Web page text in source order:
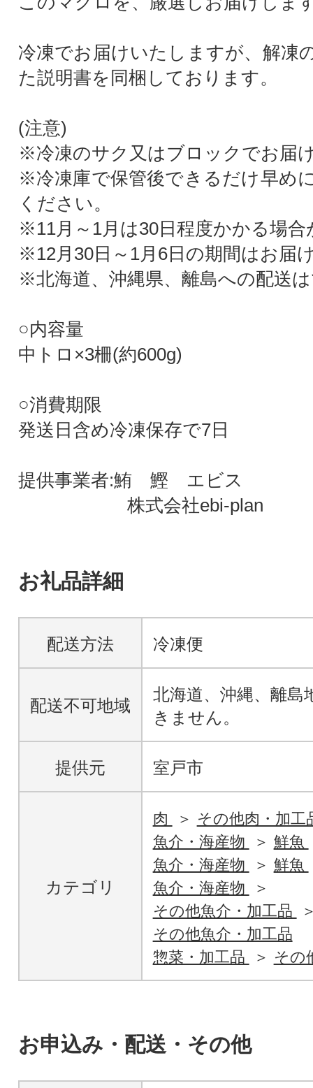
冷凍でお届けいたしますが、解凍
た説明書を同梱しております。
(注意)
※冷凍のサク又はブロックでお届
※冷凍庫で保管後できるだけ早め
ください。
※11月～1月は30日程度かかる場合
※12月30日～1月6日の期間はお届
※北海道、沖縄県、離島への配送
○内容量
中トロ×3柵(約600g)
○消費期限
発送日含め冷凍保存で7日
提供事業者:鮪 鰹 エビス
株式会社ebi-plan
お礼品詳細
配送方法 冷凍便
配送不可地域
北海道、沖縄、離島
きません。
提供元 室戸市
カテゴリ
肉
その他肉・加工
魚介・海産物
鮮魚
魚介・海産物
鮮魚
魚介・海産物
その他魚介・加工品
その他魚介・加工品
惣菜・加工品
その
お申込み・配送・その他